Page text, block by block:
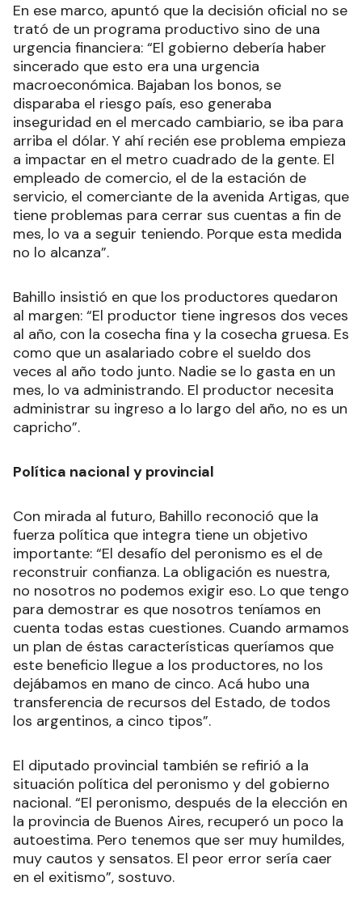
En ese marco, apuntó que la decisión oficial no se
trató de un programa productivo sino de una
urgencia financiera: “El gobierno debería haber
sincerado que esto era una urgencia
macroeconómica. Bajaban los bonos, se
disparaba el riesgo país, eso generaba
inseguridad en el mercado cambiario, se iba para
arriba el dólar. Y ahí recién ese problema empieza
a impactar en el metro cuadrado de la gente. El
empleado de comercio, el de la estación de
servicio, el comerciante de la avenida Artigas, que
tiene problemas para cerrar sus cuentas a fin de
mes, lo va a seguir teniendo. Porque esta medida
no lo alcanza”.
Bahillo insistió en que los productores quedaron
al margen: “El productor tiene ingresos dos veces
al año, con la cosecha fina y la cosecha gruesa. Es
como que un asalariado cobre el sueldo dos
veces al año todo junto. Nadie se lo gasta en un
mes, lo va administrando. El productor necesita
administrar su ingreso a lo largo del año, no es un
capricho”.
Política nacional y provincial
Con mirada al futuro, Bahillo reconoció que la
fuerza política que integra tiene un objetivo
importante: “El desafío del peronismo es el de
reconstruir confianza. La obligación es nuestra,
no nosotros no podemos exigir eso. Lo que tengo
para demostrar es que nosotros teníamos en
cuenta todas estas cuestiones. Cuando armamos
un plan de éstas características queríamos que
este beneficio llegue a los productores, no los
dejábamos en mano de cinco. Acá hubo una
transferencia de recursos del Estado, de todos
los argentinos, a cinco tipos”.
El diputado provincial también se refirió a la
situación política del peronismo y del gobierno
nacional. “El peronismo, después de la elección en
la provincia de Buenos Aires, recuperó un poco la
autoestima. Pero tenemos que ser muy humildes,
muy cautos y sensatos. El peor error sería caer
en el exitismo”, sostuvo.